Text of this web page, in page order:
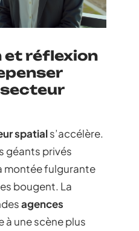
et réflexion
secteur
spatials’accélère.
géants privés
montée fulgurante
bougent. La
agences
à une scène plus